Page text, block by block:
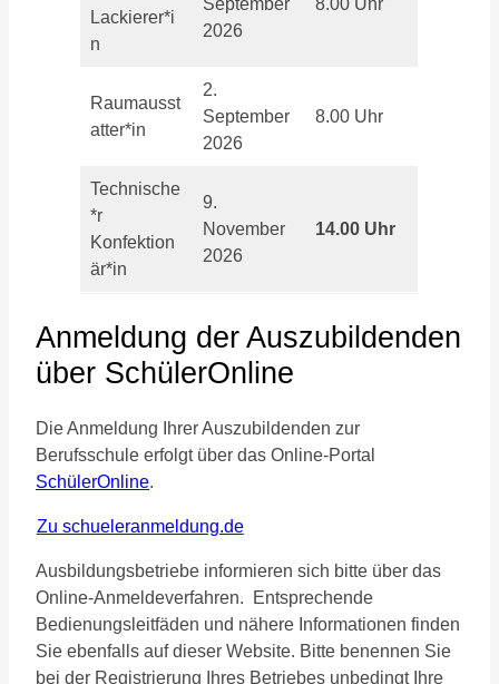
Lackierer*i
n
September
2026
8.00 Uhr
Raumausst
atter*in
2.
September
2026
8.00 Uhr
Technische
*r
Konfektion
är*in
9.
November
2026
14.00 Uhr
Anmeldung der Auszubildenden
über SchülerOnline
Die Anmeldung Ihrer Auszubildenden zur
Berufsschule erfolgt über das Online-Portal
SchülerOnline.
Zu schueleranmeldung.de
Ausbildungsbetriebe informieren sich bitte über das
Online-Anmeldeverfahren. Entsprechende
Bedienungsleitfäden und nähere Informationen finden
Sie ebenfalls auf dieser Website. Bitte benennen Sie
bei der Registrierung Ihres Betriebes unbedingt Ihre